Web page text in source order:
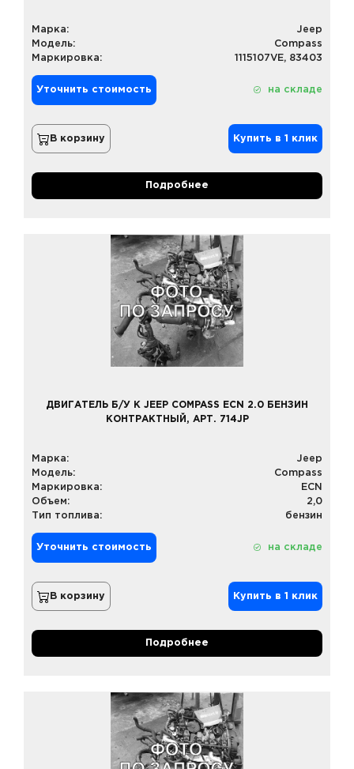
Марка:
Jeep
Модель:
Compass
Маркировка:
1115107VE, 83403
Уточнить стоимость на складе
В корзину Купить в 1 клик
Подробнее
ДВИГАТЕЛЬ Б/У К JEEP COMPASS ECN 2.0 БЕНЗИН
КОНТРАКТНЫЙ, АРТ. 714JP
Марка:
Jeep
Модель:
Compass
Маркировка:
ECN
Объем:
2,0
Тип топлива:
бензин
Уточнить стоимость на складе
В корзину Купить в 1 клик
Подробнее